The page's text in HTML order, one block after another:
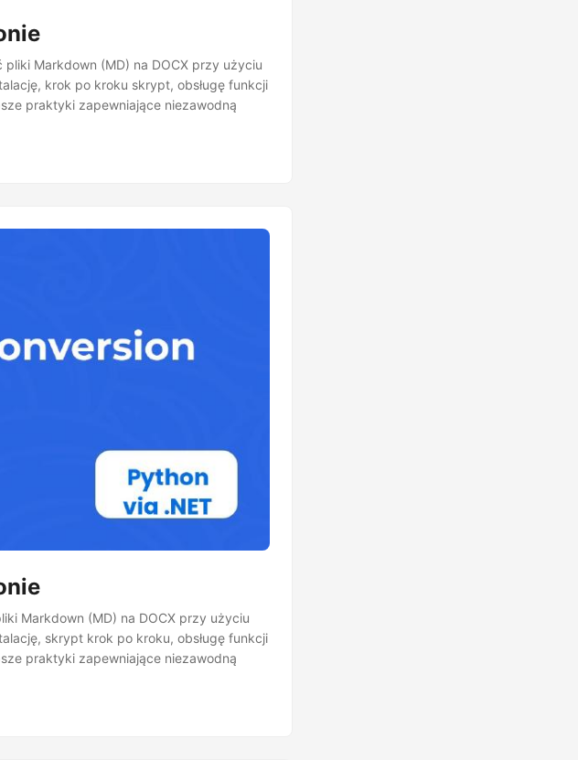
Markdown (MD) na DOCX przy użyciu
krok po kroku skrypt, obsługę funkcji
praktyki zapewniające niezawodną
Markdown (MD) na DOCX przy użyciu
skrypt krok po kroku, obsługę funkcji
praktyki zapewniające niezawodną